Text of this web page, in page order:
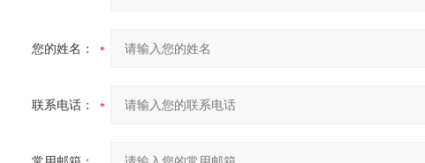
您的姓名：
联系电话：